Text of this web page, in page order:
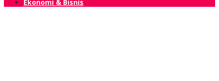
Ekonomi & Bisnis